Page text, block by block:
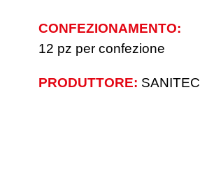
CONFEZIONAMENTO:
12 pz per confezione
PRODUTTORE: SANITEC